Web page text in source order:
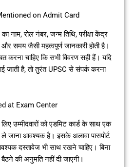
on Admit Card
का नाम, रोल नंबर, जन्म तिथि, परीक्षा केंद्र
और समय जैसी महत्वपूर्ण जानकारी होती है।
करना चाहिए कि सभी विवरण सही हैं। यदि
जाती है, तो तुरंत UPSC से संपर्क करना
at Exam Center
उम्मीदवारों को एडमिट कार्ड के साथ एक
ले जाना आवश्यक है। इसके अलावा पासपोर्ट
दस्तावेज भी साथ रखने चाहिए। बिना
बैठने की अनुमति नहीं दी जाएगी।